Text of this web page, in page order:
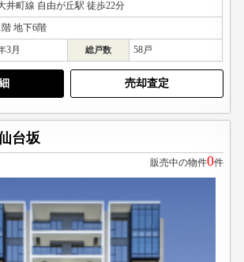
井町線 自由が丘駅 徒歩22分
地下6階
3月 総戸数 58戸
売却査定
台坂
販売中の物件0件